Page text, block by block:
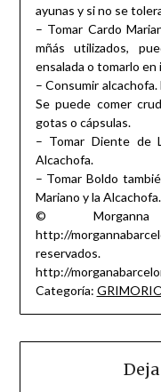
ayunas y si no se
– Tomar Cardo
mñás utilizados,
ensalada o tomarlo
– Consumir
Se puede comer
gotas o cápsulas.
– Tomar Diente de
Alcachofa.
– Tomar Boldo
Mariano y la Alcachofa.
© Morganna
http://
reservados.
http://
Categoría: